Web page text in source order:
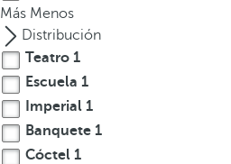
d
e
s
p
u
l
s
Más Menos
Distribución
Teatro 1
Escuela 1
Imperial 1
Banquete 1
Cóctel 1